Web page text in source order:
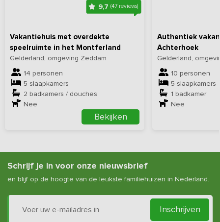
9,7(47 reviews)
Vakantiehuis met overdekte
speelruimte in het Montferland
Gelderland, omgeving Zeddam
14 personen
5 slaapkamers
2 badkamers / douches
Nee
Bekijken
Authentiek
Achterhoek
Gelderland,
10 personen
5 slaapkamers
1 badkamer
Nee
Schrijf je in voor onze nieuwsbrief
en blijf op de hoogte van de leukste familiehuizen in Nederland.
Inschrijven